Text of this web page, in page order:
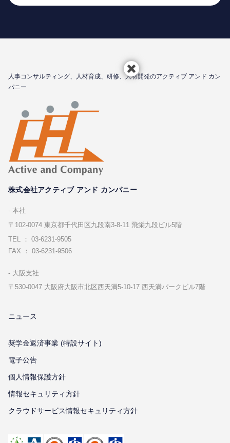
⼈事コンサルティング、⼈材育成、研修、⼈材開発のアクティブ アンド カン
パニー
株式会社アクティブ アンド カンパニー
本社
〒102-0074 東京都千代⽥区九段南3-8-11 飛栄九段ビル5階
TEL ： 03-6231-9505
FAX ： 03-6231-9506
⼤阪⽀社
〒530-0047 ⼤阪府⼤阪市北区⻄天満5-10-17 ⻄天満パークビル7階
ニュース
奨学金返済事業 (特設サイト)
電子公告
個⼈情報保護⽅針
情報セキュリティ⽅針
クラウドサービス情報セキュリティ方針